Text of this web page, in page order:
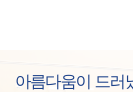
아름다움이 드러